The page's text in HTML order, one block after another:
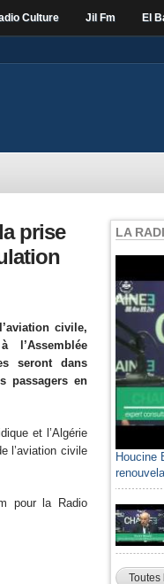
Culture Jil Fm El
prise
civile,
seront dans
passagers en
et l’Algérie
l’aviation civile
pour la Radio
LA
Houcine
Toutes